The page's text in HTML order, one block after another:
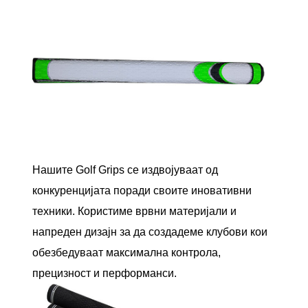
Нашите Golf Grips се издвојуваат од
конкуренцијата поради своите иновативни
техники. Користиме врвни материјали и
напреден дизајн за да создадеме клубови кои
обезбедуваат максимална контрола,
прецизност и перформанси.